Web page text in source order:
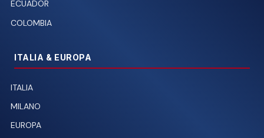
ECUADOR
COLOMBIA
ITALIA & EUROPA
ITALIA
MILANO
EUROPA